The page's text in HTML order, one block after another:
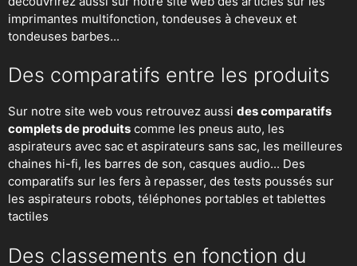
imprimantes multifonction, tondeuses à cheveux et
tondeuses barbes...
Des comparatifs entre les produits
Sur notre site web vous retrouvez aussi des comparatifs
complets de produits comme les pneus auto, les
aspirateurs avec sac et aspirateurs sans sac, les meilleures
chaines hi-fi, les barres de son, casques audio... Des
comparatifs sur les fers à repasser, des tests poussés sur
les aspirateurs robots, téléphones portables et tablettes
tactiles
Des classements en fonction du